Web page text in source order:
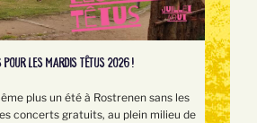
POUR LES MARDIS TÊTUS 2026 !
plus un été à Rostrenen sans les
concerts gratuits, au plein milieu de